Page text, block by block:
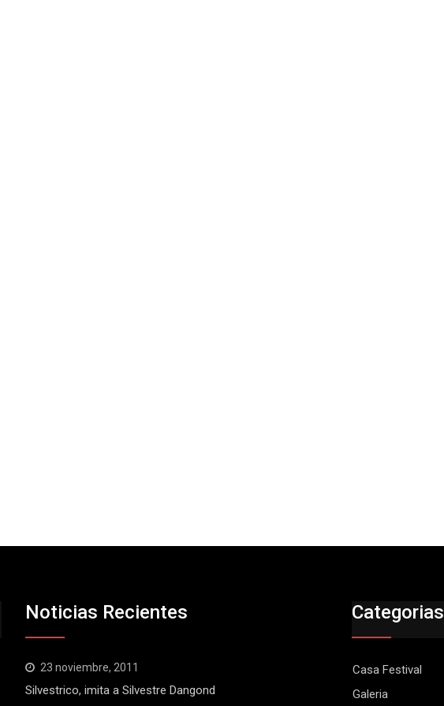
Noticias Recientes
23 noviembre, 2011
Silvestrico, imita a Silvestre Dangond
Categorias
Casa Festival
Galeria